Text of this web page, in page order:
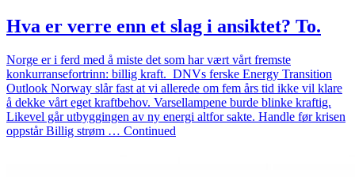
Hva er verre enn et slag i ansiktet? To.
Norge er i ferd med å miste det som har vært vårt fremste
konkurransefortrinn: billig kraft. DNVs ferske Energy Transition
Outlook Norway slår fast at vi allerede om fem års tid ikke vil klare
å dekke vårt eget kraftbehov. Varsellampene burde blinke kraftig.
Likevel går utbyggingen av ny energi altfor sakte. Handle før krisen
oppstår Billig strøm … Continued